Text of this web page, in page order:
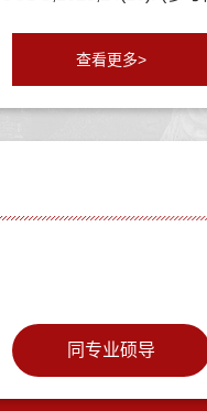
查看更多>
同专业硕导